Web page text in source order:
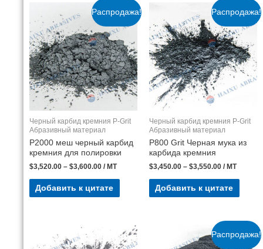
Распродажа!
Черный карбид кремния P-Grit
Абразивный материал
P2000 меш черный карбид
кремния для полировки
$3,520.00 – $3,600.00 / MT
Добавить к цитате
Распродажа!
Черный карбид кремния P-Grit
Абразивный материал
P800 Grit Черная мука из
карбида кремния
$3,450.00 – $3,550.00 / MT
Добавить к цитате
Распродажа!